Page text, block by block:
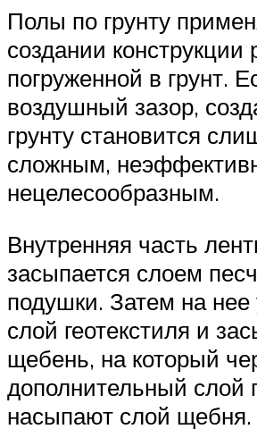
Полы по грунту
создании конструкции
погруженной в грунт.
воздушный зазор,
грунту становится
сложным,
нецелесообразным.
Внутренняя часть
засыпается слоем
подушки. Затем на
слой геотекстиля и
щебень, на который
дополнительный слой
насыпают слой щебня.